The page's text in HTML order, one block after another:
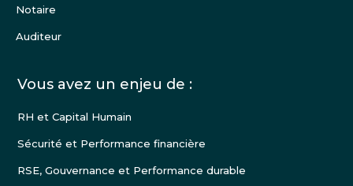
Notaire
Auditeur
Vous avez un enjeu de :
RH et Capital Humain
Sécurité et Performance financière
RSE, Gouvernance et Performance durable